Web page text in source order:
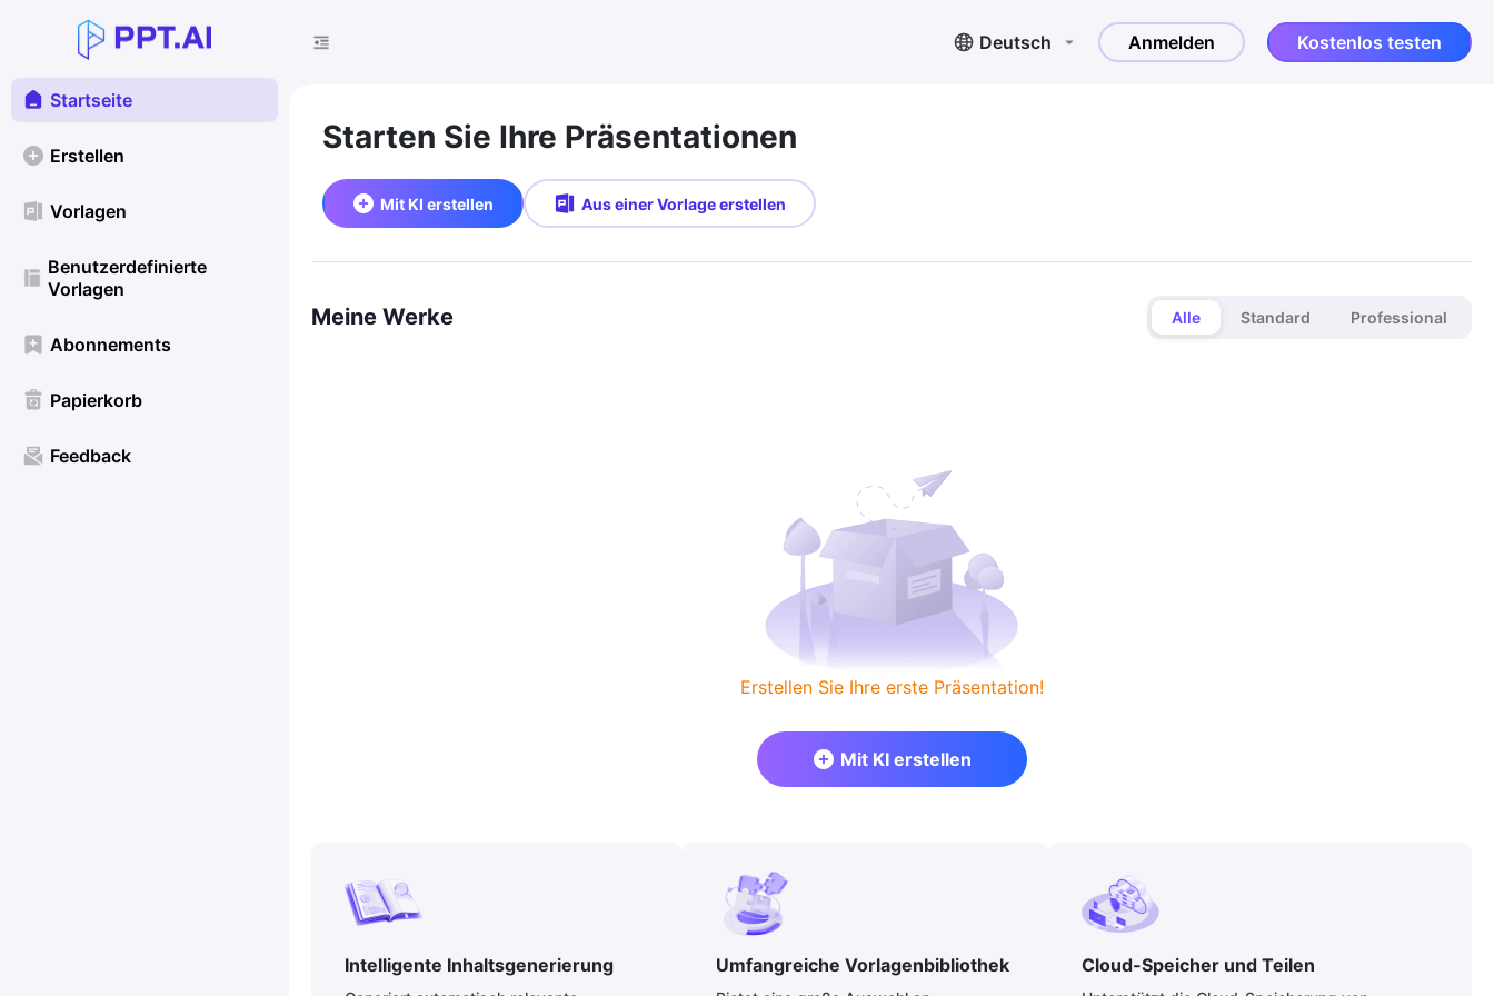
Startseite
Erstellen
Vorlagen
Benutzerdefinierte
Vorlagen
Abonnements
Papierkorb
Feedback
Deutsch Anmelden Kostenlos testen
Starten Sie Ihre Präsentationen
Mit KI erstellen Aus einer Vorlage erstellen
Meine Werke Alle Standard Professional
Erstellen Sie Ihre erste Präsentation!
Mit KI erstellen
Intelligente Inhaltsgenerierung Umfangreiche Vorlagenbibliothek Cloud-Speicher und Teilen